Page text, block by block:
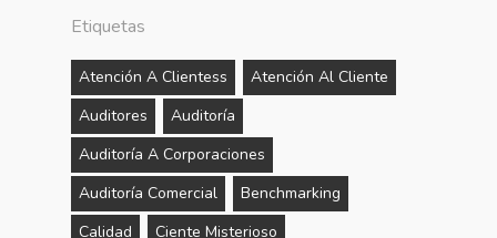
Etiquetas
Atención A Clientess
Atención Al Cliente
Auditores
Auditoría
Auditoría A Corporaciones
Auditoría Comercial
Benchmarking
Calidad
Ciente Misterioso